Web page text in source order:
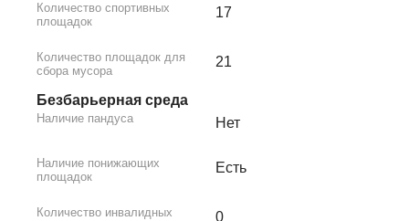
Количество спортивных
площадок
17
Количество площадок для
сбора мусора
21
Безбарьерная среда
Наличие пандуса Нет
Наличие понижающих
площадок
Есть
Количество инвалидных
0